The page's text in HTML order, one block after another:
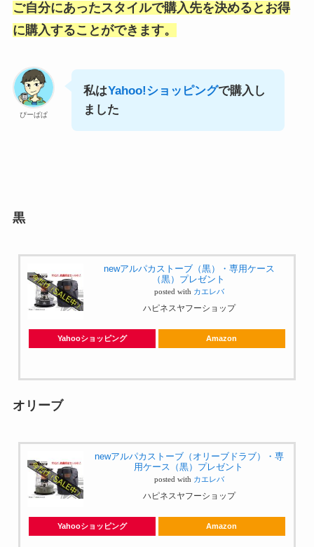
ご自分にあったスタイルで購入先を決めるとお得
に購入することができます。
ぴーぱぱ
私はYahoo!ショッピングで購入し
ました
黒
newアルパカストーブ（黒）・専用ケース
（黒）プレゼント
posted with カエレバ
ハピネスヤフーショップ
Yahooショッピング Amazon
オリーブ
newアルパカストーブ（オリーブドラブ）・専
用ケース（黒）プレゼント
posted with カエレバ
ハピネスヤフーショップ
Yahooショッピング Amazon